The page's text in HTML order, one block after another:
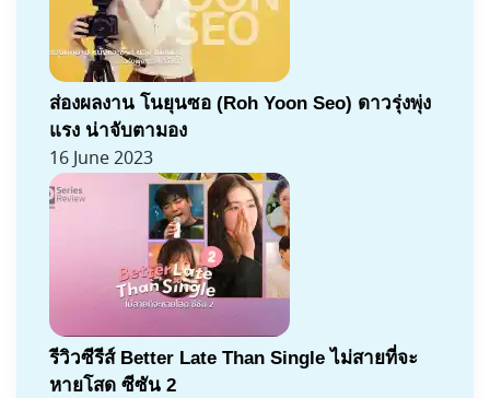
ส่องผลงาน โนยุนซอ (Roh Yoon Seo) ดาวรุ่งพุ่ง
แรง น่าจับตามอง
16 June 2023
รีวิวซีรีส์ Better Late Than Single ไม่สายที่จะ
หายโสด ซีซัน 2